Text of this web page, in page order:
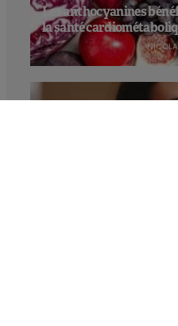
Les anthocyanines
la santé